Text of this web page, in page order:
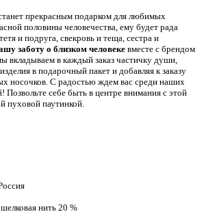
прекрасным подарком для любимых
половины человечества, ему будет рада
и подруга, свекровь и теща, сестра и
заботу о близком человеке вместе с брендом
вкладываем в каждый заказ частичку души,
в подарочный пакет и добавляя к заказу
носочков. С радостью ждем вас среди наших
Позвольте себе быть в центре внимания с этой
пуховой паутинкой.
нить 20 %